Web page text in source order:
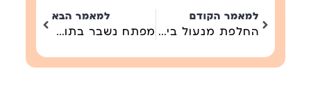
למאמר הקודם
החלפת מנעול בישראל – המדריך המלא
למאמר הבא
מפתח נשבר בתוך המנעול – מה לעשות ואיך מחלצים בלי להרוס את הצילינדר